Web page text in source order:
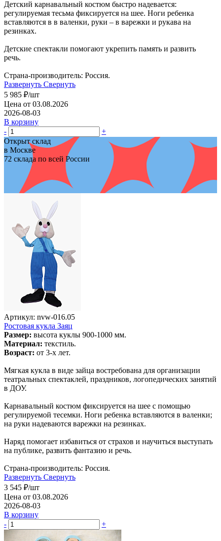
Детский карнавальный костюм быстро надевается:
регулируемая тесьма фиксируется на шее. Ноги ребенка
вставляются в в валенки, руки – в варежки и рукава на
резинках.
Детские спектакли помогают укрепить память и развить
речь.
Страна-производитель: Россия.
Развернуть Свернуть
5 985 ₽/шт
Цена от 03.08.2026
2026-08-03
В корзину
-
+
Открыт склад
в Москве
72 склада по всей России
Артикул: nvw-016.05
Ростовая кукла Заяц
Размер: высота куклы 900-1000 мм.
Материал: текстиль.
Возраст: от 3-х лет.
Мягкая кукла в виде зайца востребована для организации
театральных спектаклей, праздников, логопедических занятий
в ДОУ.
Карнавальный костюм фиксируется на шее с помощью
регулируемой тесемки. Ноги ребенка вставляются в валенки;
на руки надеваются варежки на резинках.
Наряд помогает избавиться от страхов и научиться выступать
на публике, развить фантазию и речь.
Страна-производитель: Россия.
Развернуть Свернуть
3 545 ₽/шт
Цена от 03.08.2026
2026-08-03
В корзину
-
+